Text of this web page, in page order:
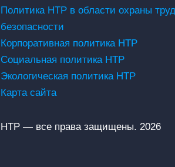
Политика НТР в области охраны
безопасности
Корпоративная политика НТР
Социальная политика НТР
Экологическая политика НТР
Карта сайта
НТР — все права защищены. 2026